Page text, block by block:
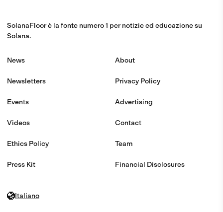
SolanaFloor è la fonte numero 1 per notizie ed educazione su
Solana.
News
Newsletters
Events
Videos
Ethics Policy
Press Kit
About
Privacy Policy
Advertising
Contact
Team
Financial Disclosures
Italiano